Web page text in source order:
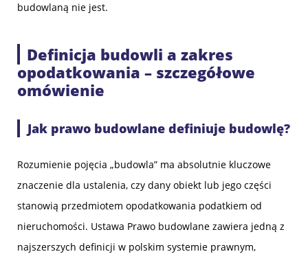
budowlaną nie jest.
Definicja budowli a zakres
opodatkowania – szczegółowe
omówienie
Jak prawo budowlane definiuje budowlę?
Rozumienie pojęcia „budowla” ma absolutnie kluczowe
znaczenie dla ustalenia, czy dany obiekt lub jego części
stanowią przedmiotem opodatkowania podatkiem od
nieruchomości. Ustawa Prawo budowlane zawiera jedną z
najszerszych definicji w polskim systemie prawnym,